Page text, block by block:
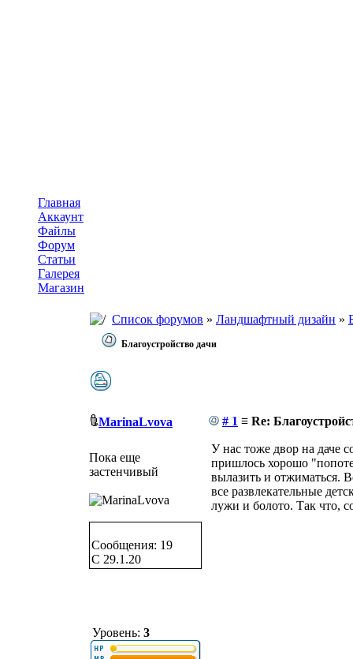
Главная
Аккаунт
Файлы
Форум
Статьи
Галерея
Магазин
Список форумов » Ландшафтный дизайн »
Благоустройство дачи
MarinaLvova # 1 ≡ Re:
Пока еще
застенчивый
Сообщения: 19
C 29.1.20
Уровень: 3
У нас тоже двор на даче
пришлось хорошо
вылазить и отжиматься.
все развлекательные
лужи и болото. Так что,